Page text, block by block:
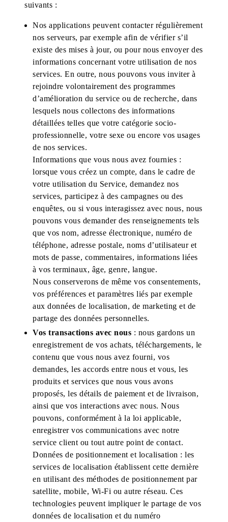
suivants :
Nos applications peuvent contacter régulièrement
nos serveurs, par exemple afin de vérifier s’il
existe des mises à jour, ou pour nous envoyer des
informations concernant votre utilisation de nos
services. En outre, nous pouvons vous inviter à
rejoindre volontairement des programmes
d’amélioration du service ou de recherche, dans
lesquels nous collectons des informations
détaillées telles que votre catégorie socio-
professionnelle, votre sexe ou encore vos usages
de nos services.
Informations que vous nous avez fournies :
lorsque vous créez un compte, dans le cadre de
votre utilisation du Service, demandez nos
services, participez à des campagnes ou des
enquêtes, ou si vous interagissez avec nous, nous
pouvons vous demander des renseignements tels
que vos nom, adresse électronique, numéro de
téléphone, adresse postale, noms d’utilisateur et
mots de passe, commentaires, informations liées
à vos terminaux, âge, genre, langue.
Nous conserverons de même vos consentements,
vos préférences et paramètres liés par exemple
aux données de localisation, de marketing et de
partage des données personnelles.
Vos transactions avec nous : nous gardons un
enregistrement de vos achats, téléchargements, le
contenu que vous nous avez fourni, vos
demandes, les accords entre nous et vous, les
produits et services que nous vous avons
proposés, les détails de paiement et de livraison,
ainsi que vos interactions avec nous. Nous
pouvons, conformément à la loi applicable,
enregistrer vos communications avec notre
service client ou tout autre point de contact.
Données de positionnement et localisation : les
services de localisation établissent cette dernière
en utilisant des méthodes de positionnement par
satellite, mobile, Wi-Fi ou autre réseau. Ces
technologies peuvent impliquer le partage de vos
données de localisation et du numéro